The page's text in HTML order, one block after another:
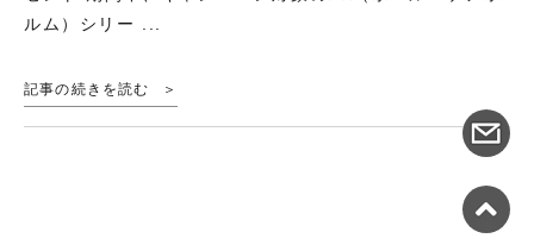
ルム）シリー ...
記事の続きを読む